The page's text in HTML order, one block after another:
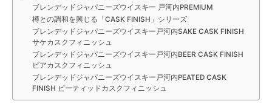
ブレンデッドジャパニーズウイスキー 戸河内PREMIUM
樽との調和を興じる「CASK FINISH」シリーズ
ブレンデッドジャパニーズウイスキー戸河内SAKE CASK FINISH
サケカスクフィニッシュ
ブレンデッドジャパニーズウイスキー戸河内BEER CASK FINISH
ビアカスクフィニッシュ
ブレンデッドジャパニーズウイスキー戸河内PEATED CASK
FINISH ピーティッドカスクフィニッシュ